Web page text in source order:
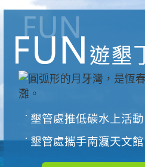
墾管處推低碳水上活動 應
墾管處攜手南瀛天文館 打